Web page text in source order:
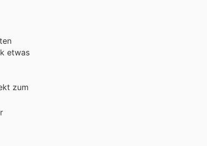
etwas
zum